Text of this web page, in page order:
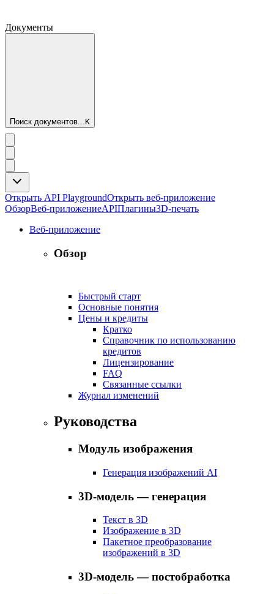
Документы
Поиск документов...K
Открыть API PlaygroundОткрыть веб-приложение
ОбзорВеб-приложениеAPIПлагины3D-печать
Веб-приложение
Обзор
Быстрый старт
Основные понятия
Цены и кредиты
Кратко
Справочник по использованию
кредитов
Лицензирование
FAQ
Связанные ссылки
Журнал изменений
Руководства
Модуль изображения
Генерация изображений AI
3D-модель — генерация
Текст в 3D
Изображение в 3D
Пакетное преобразование
изображений в 3D
3D-модель — постобработка